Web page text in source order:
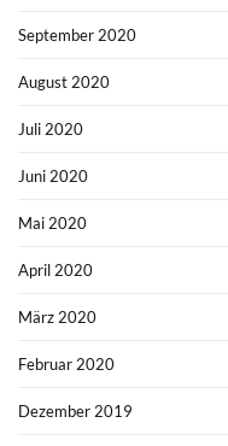
September 2020
August 2020
Juli 2020
Juni 2020
Mai 2020
April 2020
März 2020
Februar 2020
Dezember 2019